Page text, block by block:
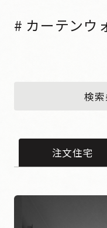
# カーテンウ
検
注文住宅